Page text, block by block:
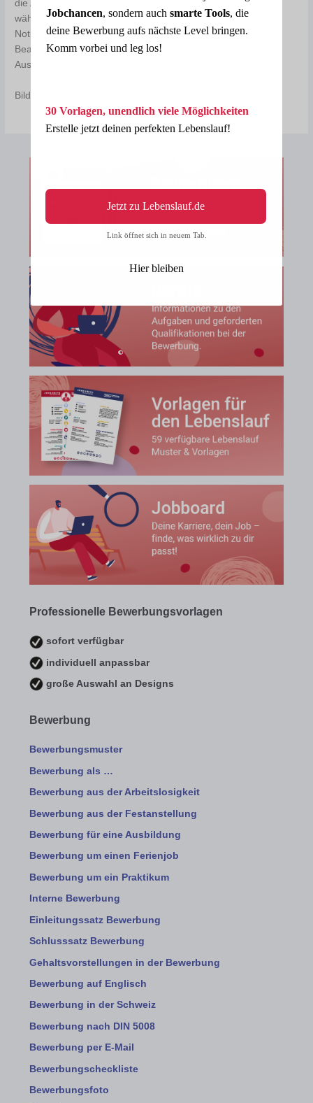
die Anfragen umgehend beantworten. Wenn sehr viel Post
während Ihrer Abwesenheit eingetroffen ist, können Sie die
Notiz einen Tag länger laufen lassen, um Zeit für die
Beantwortung zu gewinnen. Das sollte allerdings eine
Ausnahme bleiben.
Bildnachweis: Kaspars Grinvalds / Shutterstock.com
Professionelle Bewerbungsvorlagen
sofort verfügbar
individuell anpassbar
große Auswahl an Designs
Bewerbung
Bewerbungsmuster
Bewerbung als …
Bewerbung aus der Arbeitslosigkeit
Bewerbung aus der Festanstellung
Bewerbung für eine Ausbildung
Bewerbung um einen Ferienjob
Bewerbung um ein Praktikum
Interne Bewerbung
Einleitungssatz Bewerbung
Schlusssatz Bewerbung
Gehaltsvorstellungen in der Bewerbung
Bewerbung auf Englisch
Bewerbung in der Schweiz
Bewerbung nach DIN 5008
Bewerbung per E-Mail
Bewerbungscheckliste
Bewerbungsfoto
Link öffnet sich in neuem Tab.
Hier bleiben
Jobchancen, sondern auch smarte Tools, die
deine Bewerbung aufs nächste Level bringen.
Komm vorbei und leg los!
30 Vorlagen, unendlich viele Möglichkeiten
Erstelle jetzt deinen perfekten Lebenslauf!
Jetzt zu Lebenslauf.de